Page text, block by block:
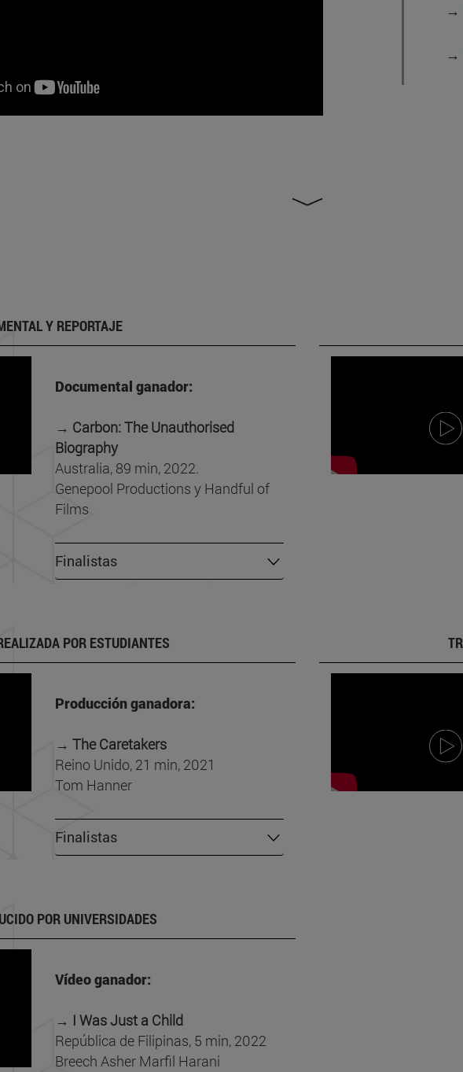
→
→
Y REPORTAJE
Documental ganador:
→ Carbon: The Unauthorised
Biography
Australia, 89 min, 2022.
Genepool Productions y Handful of
Films
Finalistas
POR ESTUDIANTES
Producción ganadora:
→ The Caretakers
Reino Unido, 21 min, 2021
Tom Hanner
Finalistas
POR UNIVERSIDADES
Vídeo ganador:
→ I Was Just a Child
República de Filipinas, 5 min, 2022
Breech Asher Marfil Harani